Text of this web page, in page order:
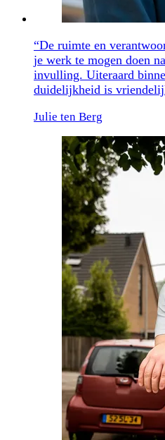
“De ruimte en
je werk te mogen doen
invulling. Uiteraard
duidelijkheid is
Julie ten Berg